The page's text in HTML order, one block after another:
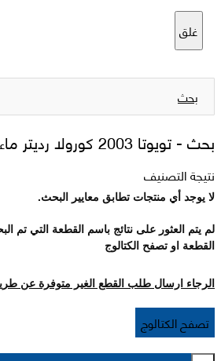
غلق
بحث
بحث -تويوتا 2003 كورولا رديتر ماء
نتيجة التصنيف
لا يوجد أي منتجات تطابق معايير البحث.
لم يتم العثور على نتائج باسم القطعة التي تم
القطعة او تصفح الكتالوج
الرجاء ارسال طلب القطع الغير متوفرة عن
تصفح الكتالوج